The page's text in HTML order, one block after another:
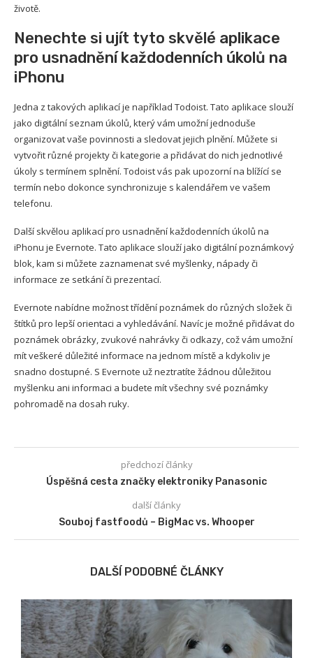
životě.
Nenechte si ujít tyto skvělé aplikace
pro usnadnění každodenních úkolů na
iPhonu
Jedna z takových aplikací je například Todoist. Tato aplikace slouží
jako digitální seznam úkolů, který vám umožní jednoduše
organizovat vaše povinnosti a sledovat jejich plnění. Můžete si
vytvořit různé projekty či kategorie a přidávat do nich jednotlivé
úkoly s termínem splnění. Todoist vás pak upozorní na blížící se
termín nebo dokonce synchronizuje s kalendářem ve vašem
telefonu.
Další skvělou aplikací pro usnadnění každodenních úkolů na
iPhonu je Evernote. Tato aplikace slouží jako digitální poznámkový
blok, kam si můžete zaznamenat své myšlenky, nápady či
informace ze setkání či prezentací.
Evernote nabídne možnost třídění poznámek do různých složek či
štítků pro lepší orientaci a vyhledávání. Navíc je možné přidávat do
poznámek obrázky, zvukové nahrávky či odkazy, což vám umožní
mít veškeré důležité informace na jednom místě a kdykoliv je
snadno dostupné. S Evernote už neztratíte žádnou důležitou
myšlenku ani informaci a budete mít všechny své poznámky
pohromadě na dosah ruky.
předchozí články
Úspěšná cesta značky elektroniky Panasonic
další články
Souboj fastfoodů – BigMac vs. Whooper
DALŠÍ PODOBNÉ ČLÁNKY